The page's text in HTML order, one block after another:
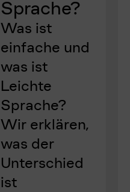
Sprache?
Was ist
einfache und
was ist
Leichte
Sprache?
Wir erklären,
was der
Unterschied
ist